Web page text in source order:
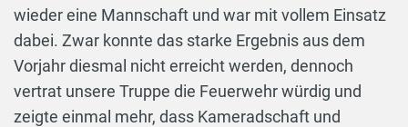
wieder eine Mannschaft und war mit vollem Einsatz
dabei. Zwar konnte das starke Ergebnis aus dem
Vorjahr diesmal nicht erreicht werden, dennoch
vertrat unsere Truppe die Feuerwehr würdig und
zeigte einmal mehr, dass Kameradschaft und